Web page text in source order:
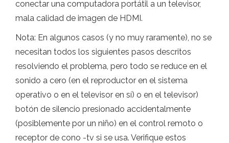
conectar una computadora portátil a un televisor,
mala calidad de imagen de HDMI.
Nota: En algunos casos (y no muy raramente), no se
necesitan todos los siguientes pasos descritos
resolviendo el problema, pero todo se reduce en el
sonido a cero (en el reproductor en el sistema
operativo o en el televisor en sí) o en el televisor)
botón de silencio presionado accidentalmente
(posiblemente por un niño) en el control remoto o
receptor de cono -tv si se usa. Verifique estos